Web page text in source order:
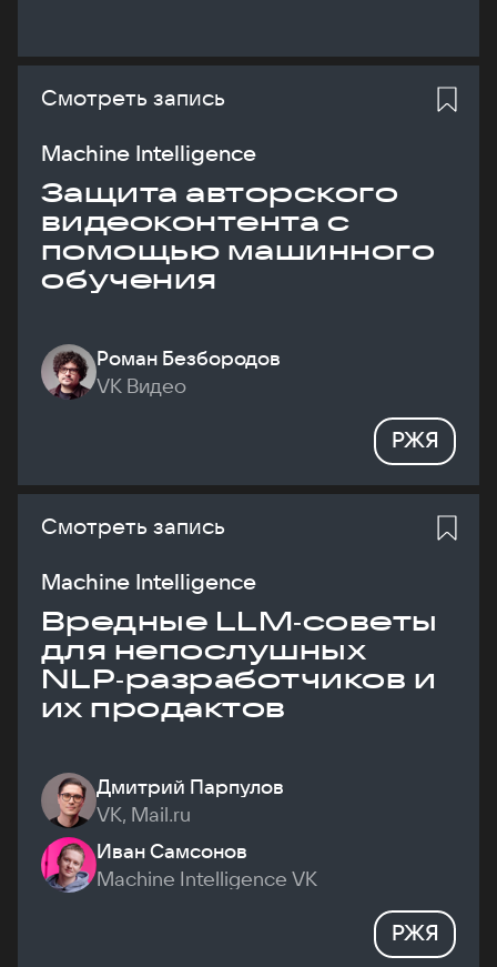
Смотреть запись
Machine Intelligence
Защита авторского
видеоконтента с
помощью машинного
обучения
Роман Безбородов
VK Видео
РЖЯ
Смотреть запись
Machine Intelligence
Вредные LLM‑советы
для непослушных
NLP‑разработчиков и
их продактов
Дмитрий Парпулов
VK, Mail.ru
Иван Самсонов
Machine Intelligence VK
РЖЯ